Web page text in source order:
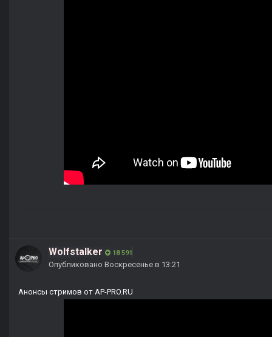
Wolfstalker 18 591
Опубликовано Воскресенье в 13:21
Анонсы стримов от AP-PRO.RU